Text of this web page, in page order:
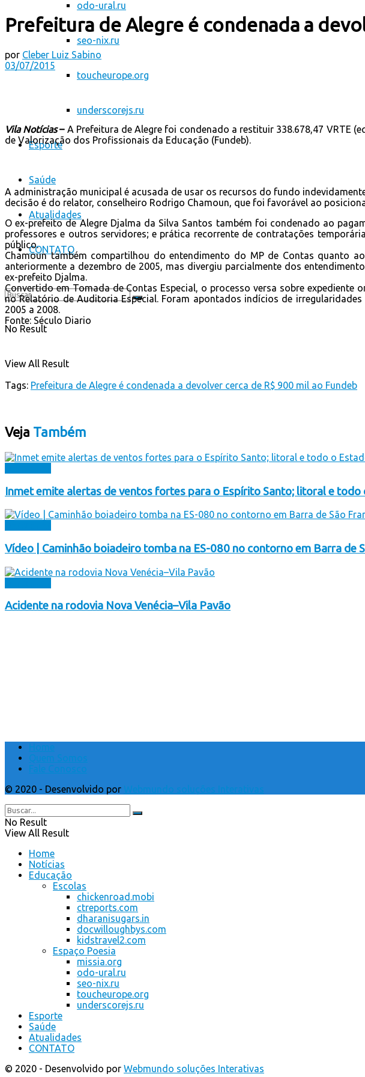
odo-ural.ru
seo-nix.ru
toucheurope.org
underscorejs.ru
Esporte
Saúde
Atualidades
CONTATO
No Result
View All Result
Prefeitura de Alegre é condenada a
por Cleber Luiz Sabino
03/07/2015
Vila Notícias– A Prefeitura de Alegre foi condenado a restituir 338.678,47 VRTE
de Valorização dos Profissionais da Educação (Fundeb).
A administração municipal é acusada de usar os recursos do fundo
decisão é do relator, conselheiro Rodrigo Chamoun, que foi favorável ao
O ex-prefeito de Alegre Djalma da Silva Santos também foi condenado ao
professores e outros servidores; e prática recorrente de contratações
público.
Chamoun também compartilhou do entendimento do MP de Contas quanto
anteriormente a dezembro de 2005, mas divergiu parcialmente dos
ex-prefeito Djalma.
Convertido em Tomada de Contas Especial, o processo versa sobre
no Relatório de Auditoria Especial. Foram apontados indícios de
2005 a 2008.
Fonte: Século Diario
Tags: Prefeitura de Alegre é condenada a devolver cerca de R$ 900 mil ao Fundeb
Veja Também
Inmet emite alertas de ventos fortes para o Espírito Santo; litoral e todo
Vídeo | Caminhão boiadeiro tomba na ES-080 no contorno em Barra de
Acidente na rodovia Nova Venécia–Vila Pavão
Home
Quem Somos
Fale Conosco
© 2020 - Desenvolvido por Webmundo soluções Interativas
No Result
View All Result
Home
Notícias
Educação
Escolas
chickenroad.mobi
ctreports.com
dharanisugars.in
docwilloughbys.com
kidstravel2.com
Espaço Poesia
missia.org
odo-ural.ru
seo-nix.ru
toucheurope.org
underscorejs.ru
Esporte
Saúde
Atualidades
CONTATO
© 2020 - Desenvolvido por Webmundo soluções Interativas